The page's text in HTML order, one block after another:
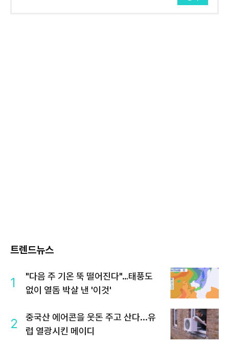
트렌드뉴스
1
"다음 주 기온 뚝 떨어진다"…태풍도
없이 열돔 박살 낸 '이것'
2
중국산 에어콘을 웃돈 주고 산다...유
럽 열광시킨 메이디